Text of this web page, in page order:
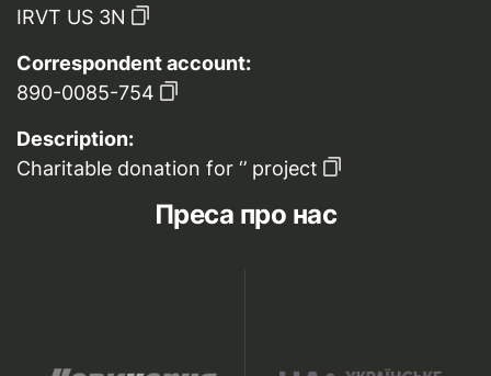
IRVT US 3N
Correspondent account:
890-0085-754
Description:
Charitable donation for ‘’ project
Преса про нас